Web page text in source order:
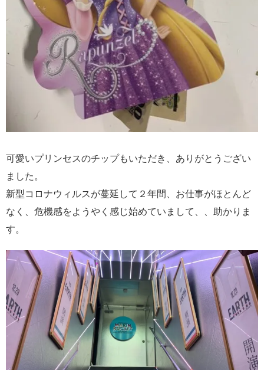
可愛いプリンセスのチップもいただき、ありがとうござい
ました。
新型コロナウィルスが蔓延して２年間、お仕事がほとんど
なく、危機感をようやく感じ始めていまして、、助かりま
す。